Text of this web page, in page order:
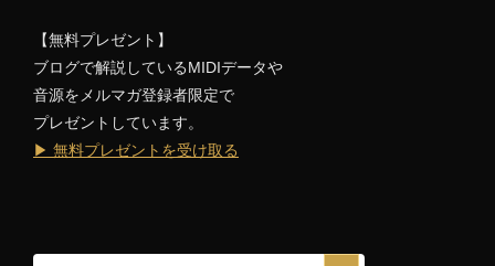
【無料プレゼント】
ブログで解説しているMIDIデータや
音源をメルマガ登録者限定で
プレゼントしています。
▶ 無料プレゼントを受け取る